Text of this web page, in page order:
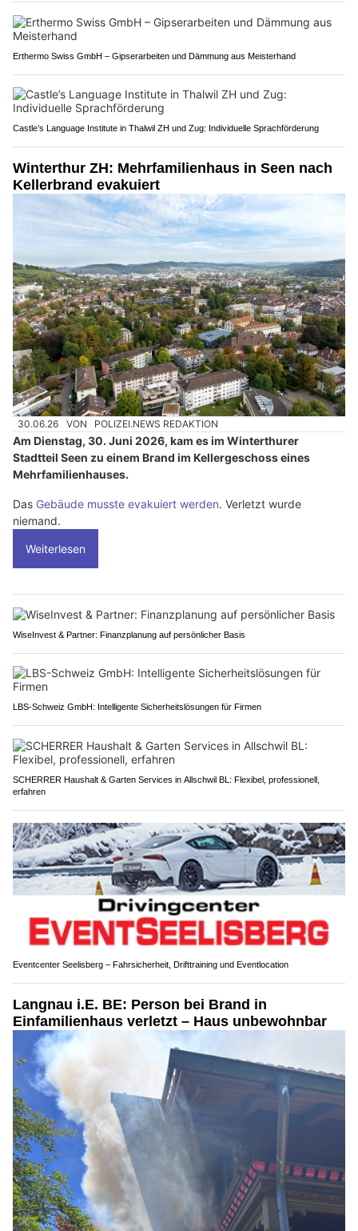
Erthermo Swiss GmbH – Gipserarbeiten und Dämmung aus Meisterhand
Castle’s Language Institute in Thalwil ZH und Zug: Individuelle Sprachförderung
Winterthur ZH: Mehrfamilienhaus in Seen nach
Kellerbrand evakuiert
30.06.26 VON POLIZEI.NEWS REDAKTION
Am Dienstag, 30. Juni 2026, kam es im Winterthurer
Stadtteil Seen zu einem Brand im Kellergeschoss eines
Mehrfamilienhauses.
Das Gebäude musste evakuiert werden. Verletzt wurde
niemand.
Weiterlesen
WiseInvest & Partner: Finanzplanung auf persönlicher Basis
LBS-Schweiz GmbH: Intelligente Sicherheitslösungen für Firmen
SCHERRER Haushalt & Garten Services in Allschwil BL: Flexibel, professionell,
erfahren
Eventcenter Seelisberg – Fahrsicherheit, Drifttraining und Eventlocation
Langnau i.E. BE: Person bei Brand in
Einfamilienhaus verletzt – Haus unbewohnbar